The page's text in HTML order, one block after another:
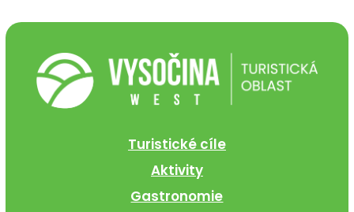
Turistické cíle
Aktivity
Gastronomie